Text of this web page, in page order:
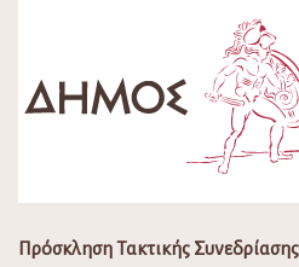
Πρόσκληση Τακτικής